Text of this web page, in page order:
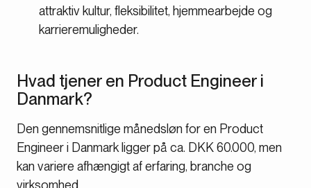
attraktiv kultur, fleksibilitet, hjemmearbejde og
karrieremuligheder.
Hvad tjener en Product Engineer i
Danmark?
Den gennemsnitlige månedsløn for en Product
Engineer i Danmark ligger på ca. DKK 60.000, men
kan variere afhængigt af erfaring, branche og
virksomhed.